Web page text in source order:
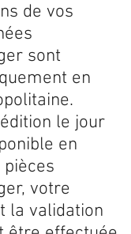
de vos
sont
en
le jour
en
votre
la validation